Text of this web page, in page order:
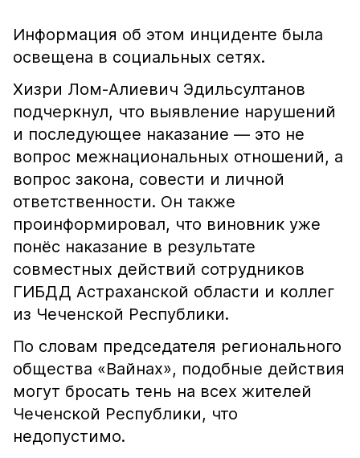
Информация об этом инциденте была
освещена в социальных сетях.
Хизри Лом-Алиевич Эдильсултанов
подчеркнул, что выявление нарушений
и последующее наказание — это не
вопрос межнациональных отношений, а
вопрос закона, совести и личной
ответственности. Он также
проинформировал, что виновник уже
понёс наказание в результате
совместных действий сотрудников
ГИБДД Астраханской области и коллег
из Чеченской Республики.
По словам председателя регионального
общества «Вайнах», подобные действия
могут бросать тень на всех жителей
Чеченской Республики, что
недопустимо.